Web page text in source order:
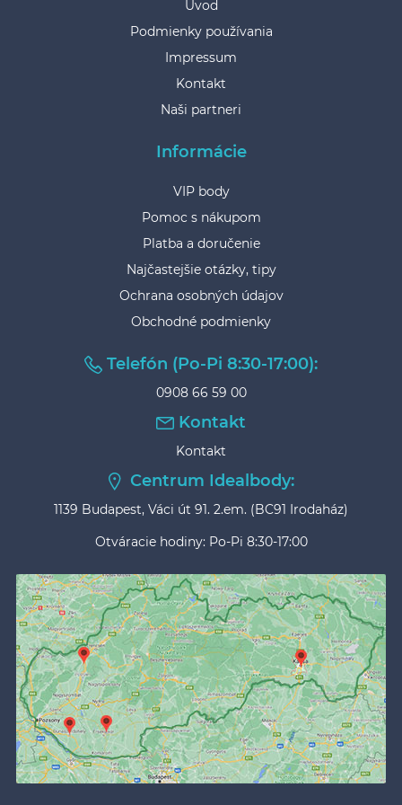
Úvod
Podmienky používania
Impressum
Kontakt
Naši partneri
Informácie
VIP body
Pomoc s nákupom
Platba a doručenie
Najčastejšie otázky, tipy
Ochrana osobných údajov
Obchodné podmienky
Telefón (Po-Pi 8:30-17:00):
0908 66 59 00
Kontakt
Kontakt
Centrum Idealbody:
1139 Budapest, Váci út 91. 2.em. (BC91 Irodaház)
Otváracie hodiny: Po-Pi 8:30-17:00